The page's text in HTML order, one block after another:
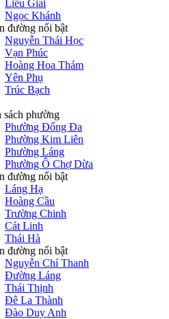
Liễu Giai
Ngọc Khánh
đường nổi bật
Nguyễn Thái Học
Vạn Phúc
Hoàng Hoa Thám
Yên Phụ
Trúc Bạch
sách phường
Phường Đống Đa
Phường Kim Liên
Phường Láng
Phường Ô Chợ Dừa
đường nổi bật
Láng Hạ
Hoàng Cầu
Trường Chinh
Cát Linh
Thái Hà
đường nổi bật
Nguyễn Chí Thanh
Đường Láng
Thái Thịnh
Đê La Thành
Đào Duy Anh